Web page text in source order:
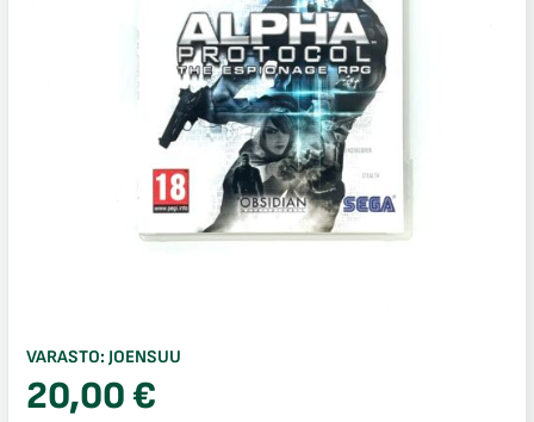
VARASTO: JOENSUU
20,00€